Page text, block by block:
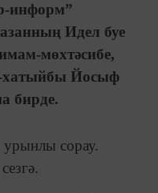
информ”
Идел буе
мөхтәсибе,
хатыйбы Йосыф
бирде.
сорау.